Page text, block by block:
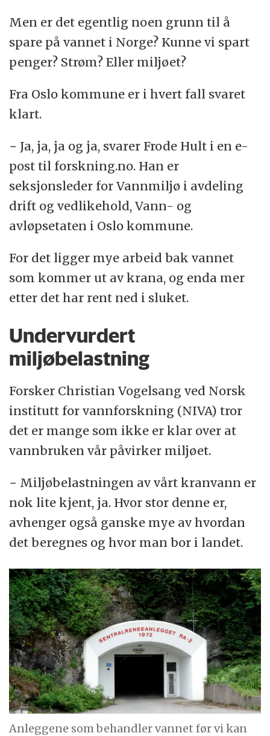
Men er det egentlig noen grunn til å
spare på vannet i Norge? Kunne vi spart
penger? Strøm? Eller miljøet?
Fra Oslo kommune er i hvert fall svaret
klart.
− Ja, ja, ja og ja, svarer Frode Hult i en e-
post til forskning.no. Han er
seksjonsleder for Vannmiljø i avdeling
drift og vedlikehold, Vann- og
avløpsetaten i Oslo kommune.
For det ligger mye arbeid bak vannet
som kommer ut av krana, og enda mer
etter det har rent ned i sluket.
Undervurdert
miljøbelastning
Forsker Christian Vogelsang ved Norsk
institutt for vannforskning (NIVA) tror
det er mange som ikke er klar over at
vannbruken vår påvirker miljøet.
− Miljøbelastningen av vårt kranvann er
nok lite kjent, ja. Hvor stor denne er,
avhenger også ganske mye av hvordan
det beregnes og hvor man bor i landet.
Anleggene som behandler vannet før vi kan